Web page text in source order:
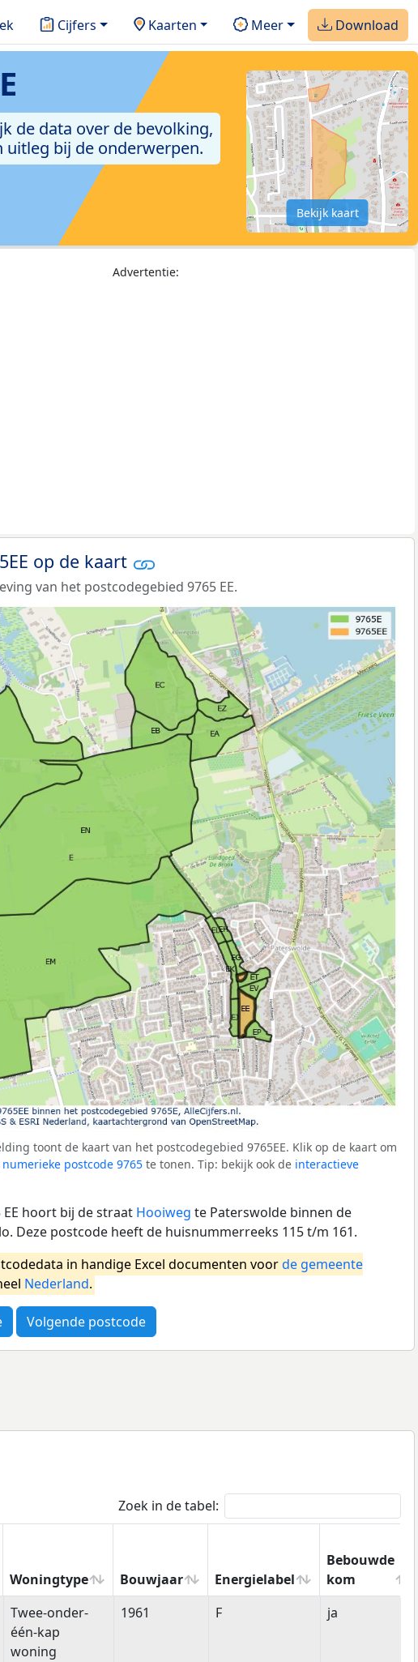
Cijfers Kaarten Meer Download
de data over de bevolking,
uitleg bij de onderwerpen.
Bekijk kaart
Advertentie:
op de kaart
van het postcodegebied 9765 EE.
toont de kaart van het postcodegebied 9765EE. Klik op de kaart om
numerieke postcode 9765 te tonen. Tip: bekijk ook de interactieve
EE hoort bij de straat Hooiweg te Paterswolde binnen de
Deze postcode heeft de huisnummerreeks 115 t/m 161.
in handige Excel documenten voorde gemeente
Nederland.
Volgende postcode
Zoek in de tabel:
Woningtype Bouwjaar Energielabel
Bebouwde
kom
Woningtype Bouwjaar Energielabel
Bebouwde
kom
Twee-onder-
één-kap
woning
1961 F ja